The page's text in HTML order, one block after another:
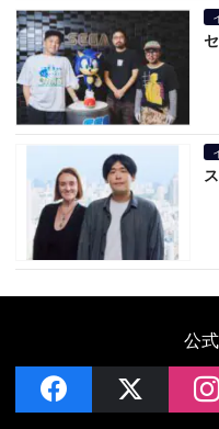
公
facebook